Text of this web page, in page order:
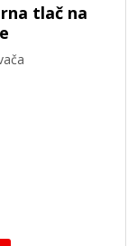
tlač na